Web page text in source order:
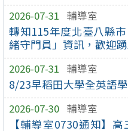
2026-07-31 輔導室
轉知115年度北臺八縣
緒守門員」資訊，歡迎
2026-07-31 輔導室
8/23早稻田大學全英語
2026-07-30 輔導室
【輔導室0730通知】